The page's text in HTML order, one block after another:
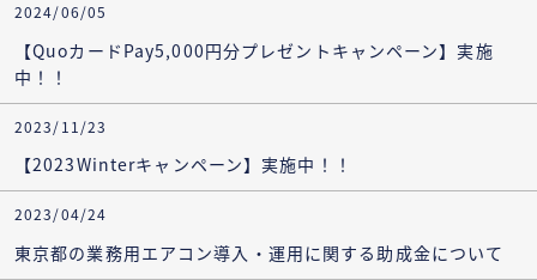
2024/06/05
【QuoカードPay5,000円分プレゼントキャンペーン】実施
中！！
2023/11/23
【2023Winterキャンペーン】実施中！！
2023/04/24
東京都の業務用エアコン導入・運用に関する助成金について